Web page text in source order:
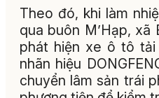
Theo đó, khi làm
qua buôn M’Hạp,
phát hiện xe ô tô tải
nhãn hiệu
chuyển lâm sản trái